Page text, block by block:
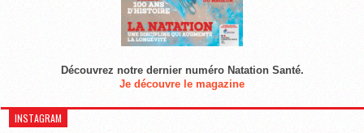
Découvrez notre dernier numéro Natation Santé.
Je découvre le magazine
INSTAGRAM